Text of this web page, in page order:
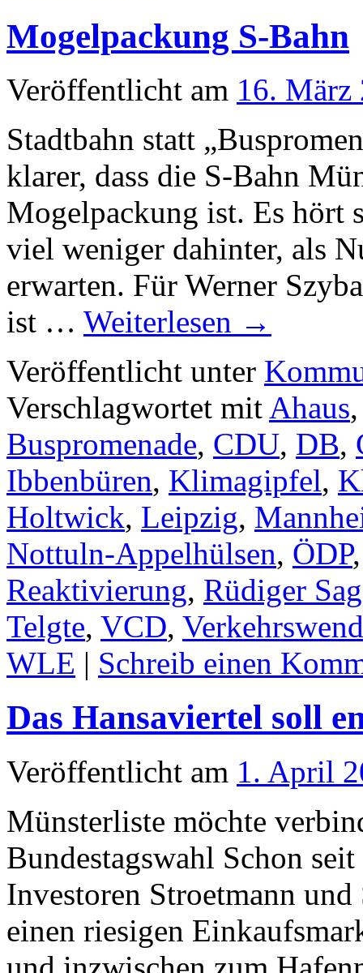
Mogelpackung S-Bahn
Veröffentlicht am 16. März
Stadtbahn statt
klarer, dass die S-Bahn
Mogelpackung ist. Es hört
viel weniger dahinter, als
erwarten. Für Werner
ist … Weiterlesen →
Veröffentlicht unter
Verschlagwortet mit Ahaus
Buspromenade, CDU, DB,
Ibbenbüren, Klimagipfel,
Holtwick, Leipzig,
Nottuln-Appelhülsen, ÖDP
Reaktivierung, Rüdiger
Telgte, VCD,
WLE | Schreib einen
Das Hansaviertel soll
Veröffentlicht am 1. April
Münsterliste möchte
Bundestagswahl Schon
Investoren Stroetmann
einen riesigen